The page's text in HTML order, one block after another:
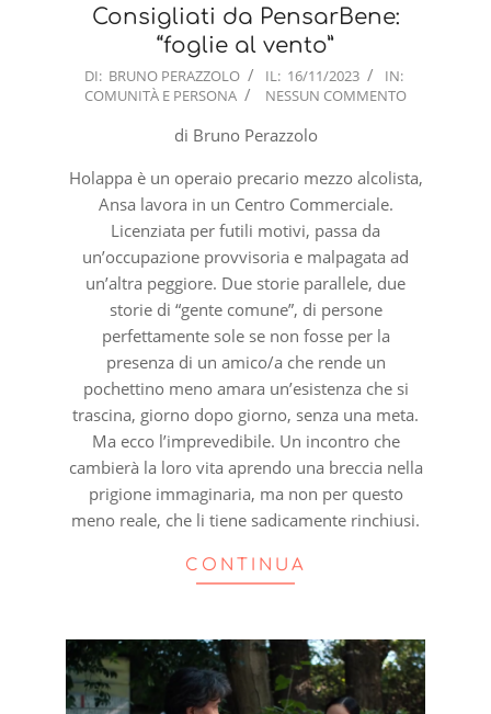
Consigliati da PensarBene:
“foglie al vento”
2023-
11-
DI: BRUNO PERAZZOLO IL: 16/11/2023
IN:
COMUNITÀ E PERSONA
NESSUN COMMENTO
di Bruno Perazzolo
Holappa è un operaio precario mezzo alcolista,
Ansa lavora in un Centro Commerciale.
Licenziata per futili motivi, passa da
un’occupazione provvisoria e malpagata ad
un’altra peggiore. Due storie parallele, due
storie di “gente comune”, di persone
perfettamente sole se non fosse per la
presenza di un amico/a che rende un
pochettino meno amara un’esistenza che si
trascina, giorno dopo giorno, senza una meta.
Ma ecco l’imprevedibile. Un incontro che
cambierà la loro vita aprendo una breccia nella
prigione immaginaria, ma non per questo
meno reale, che li tiene sadicamente rinchiusi.
CONTINUA